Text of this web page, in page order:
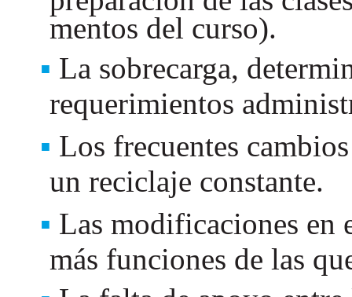
mentos del curso).
La sobrecarga,
requerimientos
Los frecuentes
un reciclaje constante.
Las modificaciones en
más funciones de las